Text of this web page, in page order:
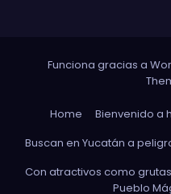
Funciona gracias a
Home
Bienvenido a
Buscan en Yucatán a
Con atractivos como
Pueblo